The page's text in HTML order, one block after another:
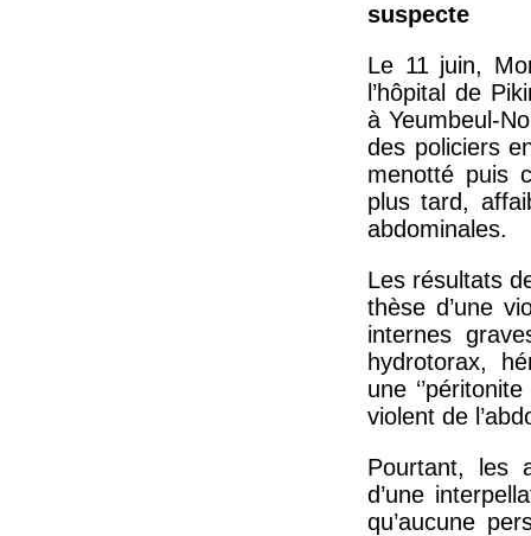
suspecte
Le 11 juin,
l’hôpital de
à Yeumbeul-
des policiers
menotté puis
plus tard,
abdominales.
Les résultats
thèse d’une
internes
hydrotorax,
une
violent de
Pourtant, les
d’une
qu’aucune